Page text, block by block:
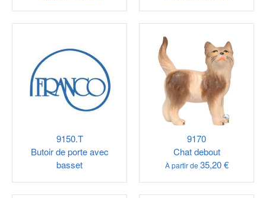
9150.T
Butoir de porte avec
basset
9170
Chat debout
À partir de 35,20 €